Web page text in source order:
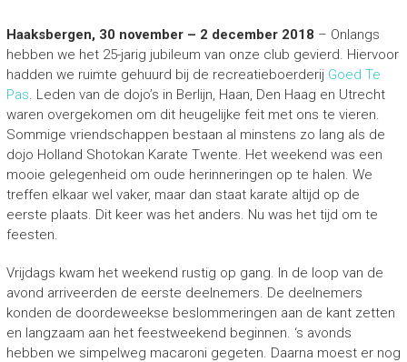
Haaksbergen, 30 november – 2 december 2018 – Onlangs
hebben we het 25-jarig jubileum van onze club gevierd. Hiervoor
hadden we ruimte gehuurd bij de recreatieboerderij Goed Te
Pas. Leden van de dojo’s in Berlijn, Haan, Den Haag en Utrecht
waren overgekomen om dit heugelijke feit met ons te vieren.
Sommige vriendschappen bestaan al minstens zo lang als de
dojo Holland Shotokan Karate Twente. Het weekend was een
mooie gelegenheid om oude herinneringen op te halen. We
treffen elkaar wel vaker, maar dan staat karate altijd op de
eerste plaats. Dit keer was het anders. Nu was het tijd om te
feesten.
Vrijdags kwam het weekend rustig op gang. In de loop van de
avond arriveerden de eerste deelnemers. De deelnemers
konden de doordeweekse beslommeringen aan de kant zetten
en langzaam aan het feestweekend beginnen. ‘s avonds
hebben we simpelweg macaroni gegeten. Daarna moest er nog